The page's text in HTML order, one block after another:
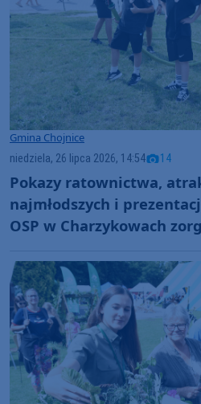
Gmina Chojnice
niedziela, 26 lipca 2026, 14:54 14
Pokazy ratownictwa,
najmłodszych i
OSP w Charzykowach